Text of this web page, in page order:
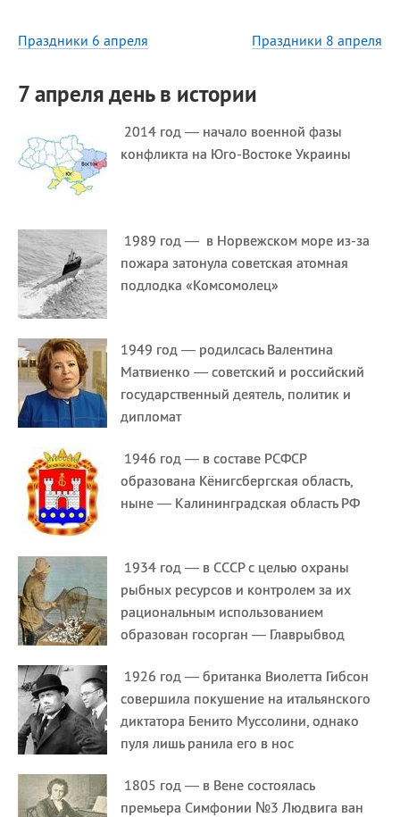
Праздники 6 апреля Праздники 8 апреля
7 апреля день в истории
2014 год — начало военной фазы
конфликта на Юго-Востоке Украины
1989 год — в Норвежском море из-за
пожара затонула советская атомная
подлодка «Комсомолец»
1949 год — родилсась Валентина
Матвиенко — советский и российский
государственный деятель, политик и
дипломат
1946 год — в составе РСФСР
образована Кёнигсбергская область,
ныне — Калининградская область РФ
1934 год — в СССР с целью охраны
рыбных ресурсов и контролем за их
рациональным использованием
образован госорган — Главрыбвод
1926 год — британка Виолетта Гибсон
совершила покушение на итальянского
диктатора Бенито Муссолини, однако
пуля лишь ранила его в нос
1805 год — в Вене состоялась
премьера Симфонии №3 Людвига ван